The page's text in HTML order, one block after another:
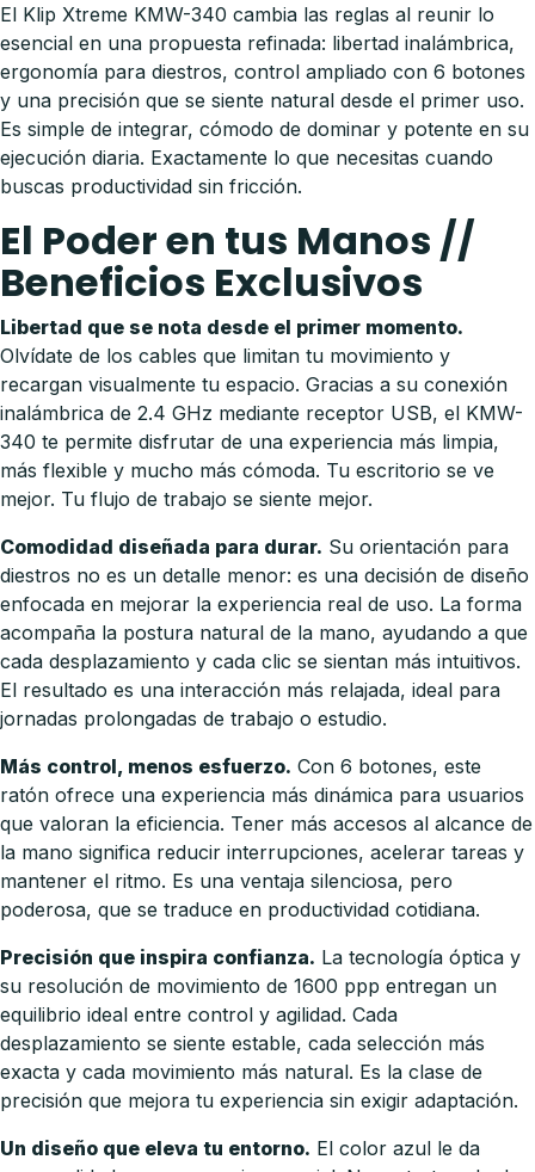
El Klip Xtreme KMW-340 cambia las reglas al reunir lo
esencial en una propuesta refinada: libertad inalámbrica,
ergonomía para diestros, control ampliado con 6 botones
y una precisión que se siente natural desde el primer uso.
Es simple de integrar, cómodo de dominar y potente en su
ejecución diaria. Exactamente lo que necesitas cuando
buscas productividad sin fricción.
El Poder en tus Manos //
Beneficios Exclusivos
Libertad que se nota desde el primer momento.
Olvídate de los cables que limitan tu movimiento y
recargan visualmente tu espacio. Gracias a su conexión
inalámbrica de 2.4 GHz mediante receptor USB, el KMW-
340 te permite disfrutar de una experiencia más limpia,
más flexible y mucho más cómoda. Tu escritorio se ve
mejor. Tu flujo de trabajo se siente mejor.
Comodidad diseñada para durar. Su orientación para
diestros no es un detalle menor: es una decisión de diseño
enfocada en mejorar la experiencia real de uso. La forma
acompaña la postura natural de la mano, ayudando a que
cada desplazamiento y cada clic se sientan más intuitivos.
El resultado es una interacción más relajada, ideal para
jornadas prolongadas de trabajo o estudio.
Más control, menos esfuerzo. Con 6 botones, este
ratón ofrece una experiencia más dinámica para usuarios
que valoran la eficiencia. Tener más accesos al alcance de
la mano significa reducir interrupciones, acelerar tareas y
mantener el ritmo. Es una ventaja silenciosa, pero
poderosa, que se traduce en productividad cotidiana.
Precisión que inspira confianza. La tecnología óptica y
su resolución de movimiento de 1600 ppp entregan un
equilibrio ideal entre control y agilidad. Cada
desplazamiento se siente estable, cada selección más
exacta y cada movimiento más natural. Es la clase de
precisión que mejora tu experiencia sin exigir adaptación.
Un diseño que eleva tu entorno. El color azul le da